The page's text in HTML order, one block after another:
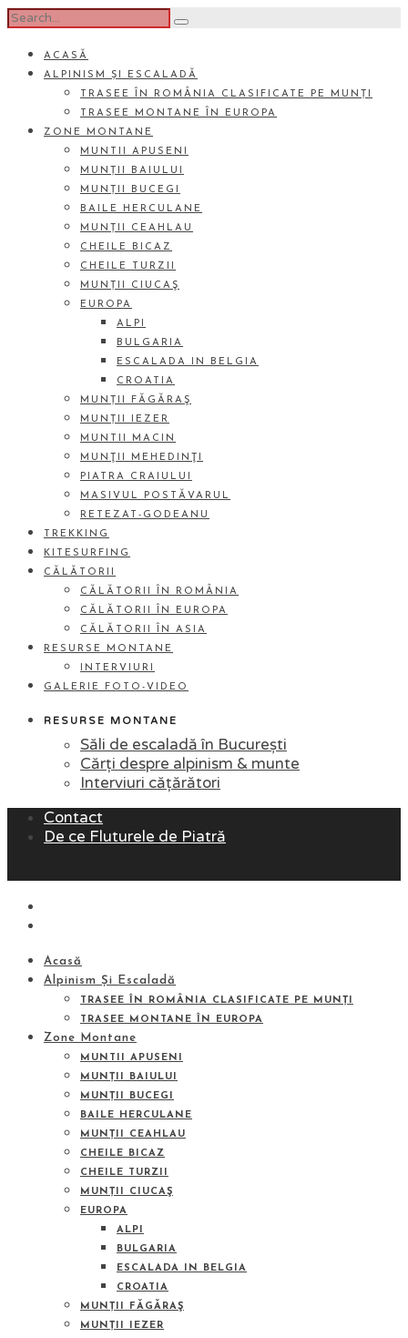
ACASĂ
ALPINISM ȘI ESCALADĂ
TRASEE ÎN ROMÂNIA CLASIFICATE PE MUNȚI
TRASEE MONTANE ÎN EUROPA
ZONE MONTANE
MUNTII APUSENI
MUNȚII BAIULUI
MUNȚII BUCEGI
BAILE HERCULANE
MUNȚII CEAHLAU
CHEILE BICAZ
CHEILE TURZII
MUNȚII CIUCAŞ
EUROPA
ALPI
BULGARIA
ESCALADA IN BELGIA
CROATIA
MUNȚII FĂGĂRAŞ
MUNȚII IEZER
MUNTII MACIN
MUNŢII MEHEDINŢI
PIATRA CRAIULUI
MASIVUL POSTĂVARUL
RETEZAT-GODEANU
TREKKING
KITESURFING
CĂLĂTORII
CĂLĂTORII ÎN ROMÂNIA
CĂLĂTORII ÎN EUROPA
CĂLĂTORII ÎN ASIA
RESURSE MONTANE
INTERVIURI
GALERIE FOTO-VIDEO
RESURSE MONTANE
Săli de escaladă în București
Cărți despre alpinism & munte
Interviuri cățărători
Contact
De ce Fluturele de Piatră
Acasă
Alpinism Și Escaladă
TRASEE ÎN ROMÂNIA CLASIFICATE PE MUNȚI
TRASEE MONTANE ÎN EUROPA
Zone Montane
MUNTII APUSENI
MUNȚII BAIULUI
MUNȚII BUCEGI
BAILE HERCULANE
MUNȚII CEAHLAU
CHEILE BICAZ
CHEILE TURZII
MUNȚII CIUCAŞ
EUROPA
ALPI
BULGARIA
ESCALADA IN BELGIA
CROATIA
MUNȚII FĂGĂRAŞ
MUNȚII IEZER